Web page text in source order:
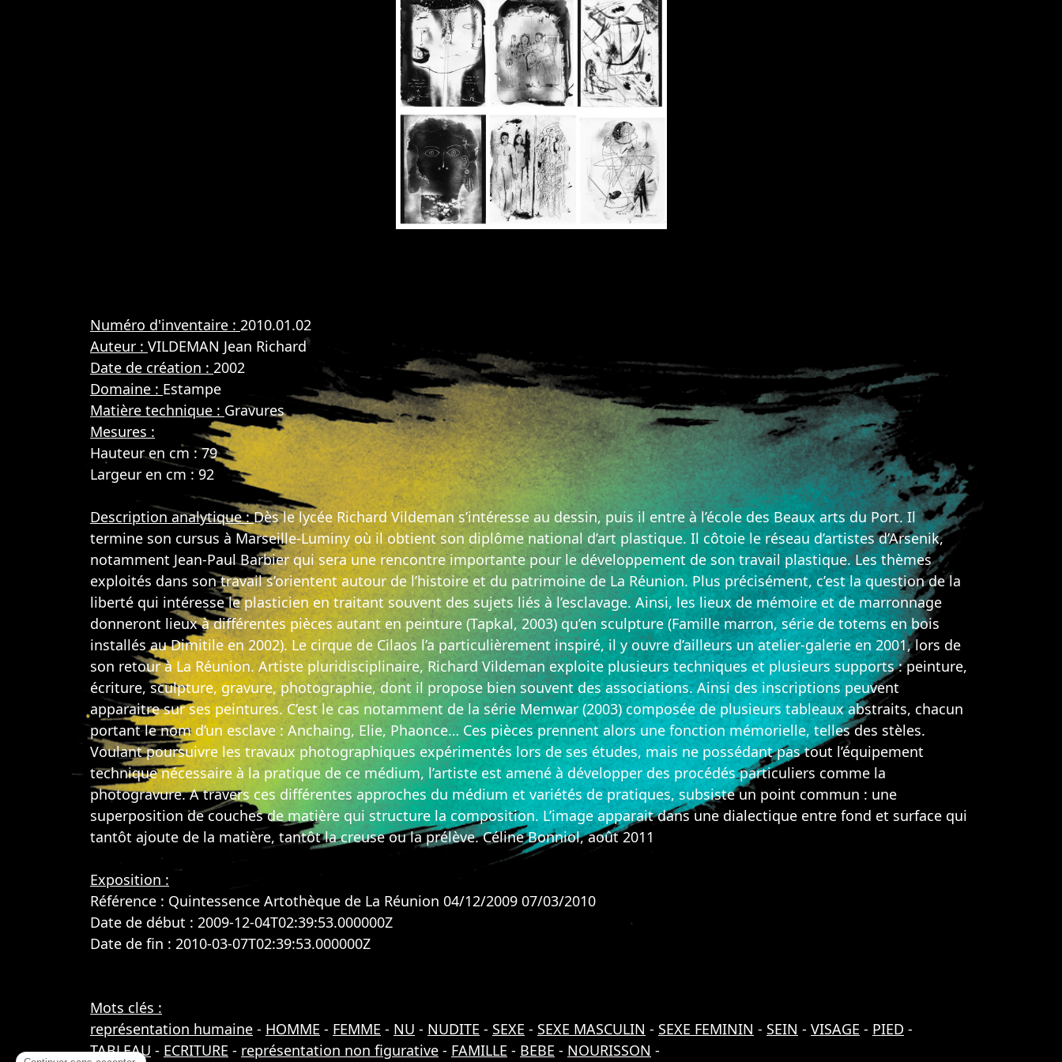
Numéro d'inventaire : 2010.01.02
Auteur : VILDEMAN Jean Richard
Date de création : 2002
Domaine : Estampe
Matière technique : Gravures
Mesures :
Hauteur en cm : 79
Largeur en cm : 92
Description analytique :Dès le lycée Richard Vildeman s’intéresse au dessin, puis il entre à l’école des Beaux arts du Port. Il
termine son cursus à Marseille-Luminy où il obtient son diplôme national d’art plastique. Il côtoie le réseau d’artistes d’Arsenik,
notamment Jean-Paul Barbier qui sera une rencontre importante pour le développement de son travail plastique. Les thèmes
exploités dans son travail s’orientent autour de l’histoire et du patrimoine de La Réunion. Plus précisément, c’est la question de la
liberté qui intéresse le plasticien en traitant souvent des sujets liés à l’esclavage. Ainsi, les lieux de mémoire et de marronnage
donneront lieux à différentes pièces autant en peinture (Tapkal, 2003) qu’en sculpture (Famille marron, série de totems en bois
installés au Dimitile en 2002). Le cirque de Cilaos l’a particulièrement inspiré, il y ouvre d’ailleurs un atelier-galerie en 2001, lors de
son retour à La Réunion. Artiste pluridisciplinaire, Richard Vildeman exploite plusieurs techniques et plusieurs supports : peinture,
écriture, sculpture, gravure, photographie, dont il propose bien souvent des associations. Ainsi des inscriptions peuvent
apparaitre sur ses peintures. C’est le cas notamment de la série Memwar (2003) composée de plusieurs tableaux abstraits, chacun
portant le nom d’un esclave : Anchaing, Elie, Phaonce… Ces pièces prennent alors une fonction mémorielle, telles des stèles.
Voulant poursuivre les travaux photographiques expérimentés lors de ses études, mais ne possédant pas tout l’équipement
technique nécessaire à la pratique de ce médium, l’artiste est amené à développer des procédés particuliers comme la
photogravure. A travers ces différentes approches du médium et variétés de pratiques, subsiste un point commun : une
superposition de couches de matière qui structure la composition. L’image apparait dans une dialectique entre fond et surface qui
tantôt ajoute de la matière, tantôt la creuse ou la prélève. Céline Bonniol, août 2011
Exposition :
Référence : Quintessence Artothèque de La Réunion 04/12/2009 07/03/2010
Date de début : 2009-12-04T02:39:53.000000Z
Date de fin : 2010-03-07T02:39:53.000000Z
Mots clés :
représentation humaine - HOMME - FEMME - NU - NUDITE - SEXE - SEXE MASCULIN - SEXE FEMININ - SEIN - VISAGE - PIED -
TABLEAU - ECRITURE - représentation non figurative - FAMILLE - BEBE - NOURISSON -